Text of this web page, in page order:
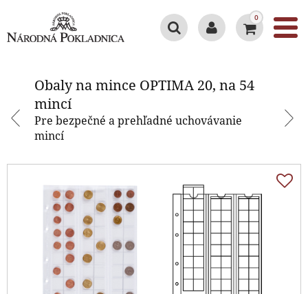
0
Obaly na mince OPTIMA 20, na 54
mincí
Pre bezpečné a prehľadné uchovávanie
mincí
Obaly na mince OPTIMA 20, na 54